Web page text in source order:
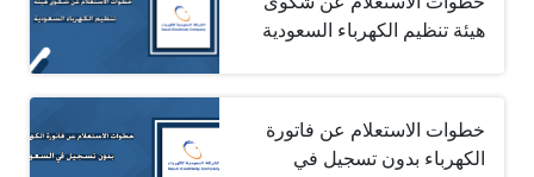
هيئة تنظيم الكهرباء السعودية
خطوات الاستعلام عن فاتورة
الكهرباء بدون تسجيل في